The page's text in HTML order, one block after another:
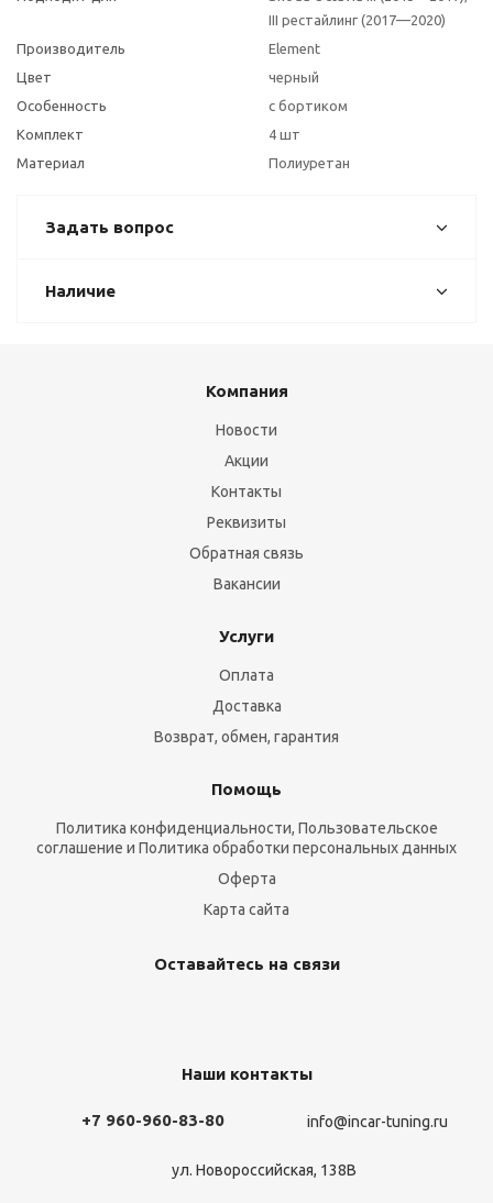
III рестайлинг (2017—2020)
Производитель
Element
Цвет
черный
Особенность
с бортиком
Комплект
4 шт
Материал
Полиуретан
Задать вопрос
Наличие
Компания
Новости
Акции
Контакты
Реквизиты
Обратная связь
Вакансии
Услуги
Оплата
Доставка
Возврат, обмен, гарантия
Помощь
Политика конфиденциальности, Пользовательское
соглашение и Политика обработки персональных данных
Оферта
Карта сайта
Оставайтесь на связи
Наши контакты
+7 960-960-83-80 info@incar-tuning.ru
ул. Новороссийская, 138В